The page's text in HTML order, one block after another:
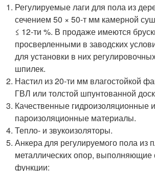
Регулируемые лаги для пола из
сечением 50 × 50-т мм камерной
≤ 12-ти %. В продаже имеются
просверленными в заводских
для установки в них
шпилек.
Настил из 20-ти мм влагостойкой
ГВЛ или толстой шпунтованной
Качественные гидроизоляционные и
пароизоляционные материалы.
Тепло- и звукоизоляторы.
Анкера для регулируемого пола из
металлических опор,
функции: